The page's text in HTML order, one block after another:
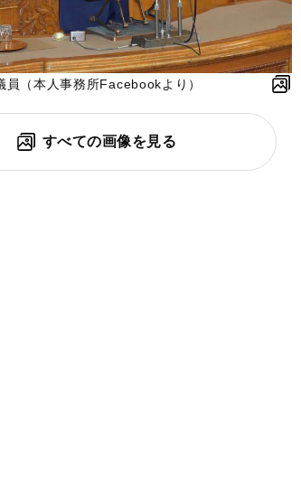
員（本人事務所Facebookより）
すべての画像を見る